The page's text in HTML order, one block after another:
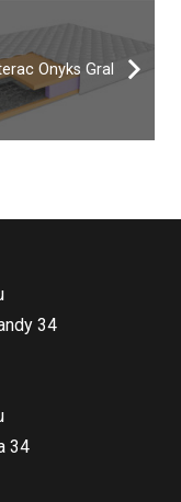
Onyks Gral
34
34